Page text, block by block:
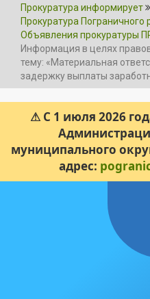
Прокуратура информирует
Прокуратура Пограничного
Объявления прокуратуры
Информация в целях
тему: «Материальная
задержку выплаты
⚠ С 1 июля 2026
муниципального
адрес: